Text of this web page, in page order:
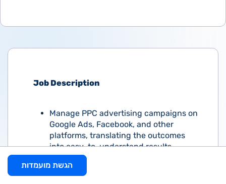
Job Description
Manage PPC advertising campaigns on
Google Ads, Facebook, and other
platforms, translating the outcomes
into easy-to-understand results
Analyze results and optimize
performance according to various KPIsהגשת מועמדות